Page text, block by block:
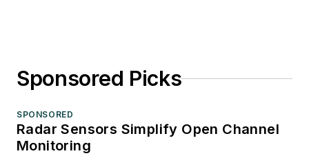
Sponsored Picks
SPONSORED
Radar Sensors Simplify Open Channel
Monitoring